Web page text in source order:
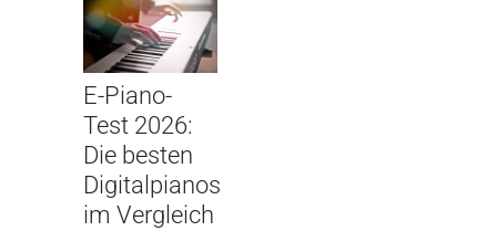
E-Piano-
Test 2026:
Die besten
Digitalpianos
im Vergleich